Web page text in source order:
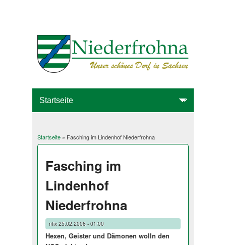
Sie sind hier
Startseite» Fasching im Lindenhof Niederfrohna
Fasching im
Lindenhof
Niederfrohna
nfix25.02.2006 - 01:00
Hexen, Geister und Dämonen wolln den